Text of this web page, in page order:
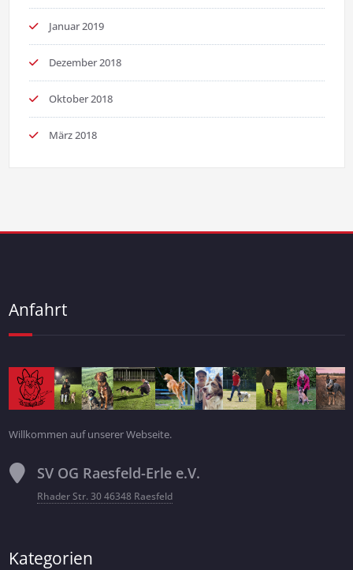
Januar 2019
Dezember 2018
Oktober 2018
März 2018
Anfahrt
Willkommen auf unserer Webseite.
SV OG Raesfeld-Erle e.V.
Rhader Str. 30 46348 Raesfeld
Kategorien